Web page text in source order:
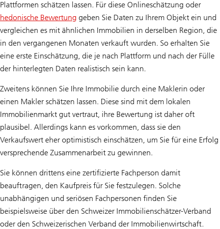
Plattformen schätzen lassen. Für diese Onlineschätzung oder
hedonische Bewertung geben Sie Daten zu Ihrem Objekt ein und
vergleichen es mit ähnlichen Immobilien in derselben Region, die
in den vergangenen Monaten verkauft wurden. So erhalten Sie
eine erste Einschätzung, die je nach Plattform und nach der Fülle
der hinterlegten Daten realistisch sein kann.
Zweitens können Sie Ihre Immobilie durch eine Maklerin oder
einen Makler schätzen lassen. Diese sind mit dem lokalen
Immobilienmarkt gut vertraut, ihre Bewertung ist daher oft
plausibel. Allerdings kann es vorkommen, dass sie den
Verkaufswert eher optimistisch einschätzen, um Sie für eine Erfolg
versprechende Zusammenarbeit zu gewinnen.
Sie können drittens eine zertifizierte Fachperson damit
beauftragen, den Kaufpreis für Sie festzulegen. Solche
unabhängigen und seriösen Fachpersonen finden Sie
beispielsweise über den Schweizer Immobilienschätzer-Verband
oder den Schweizerischen Verband der Immobilienwirtschaft.